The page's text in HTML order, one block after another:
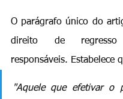
O parágrafo único do
direito de
responsáveis. Estabelece
"Aquele que efetivar o